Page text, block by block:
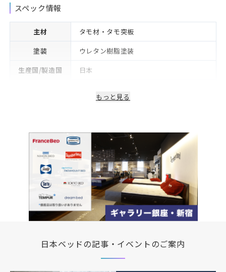
スペック情報
主材
タモ材・タモ突板
塗装
ウレタン樹脂塗装
生産国/製造国
日本
もっと見る
日本ベッドの記事・イベントのご案内